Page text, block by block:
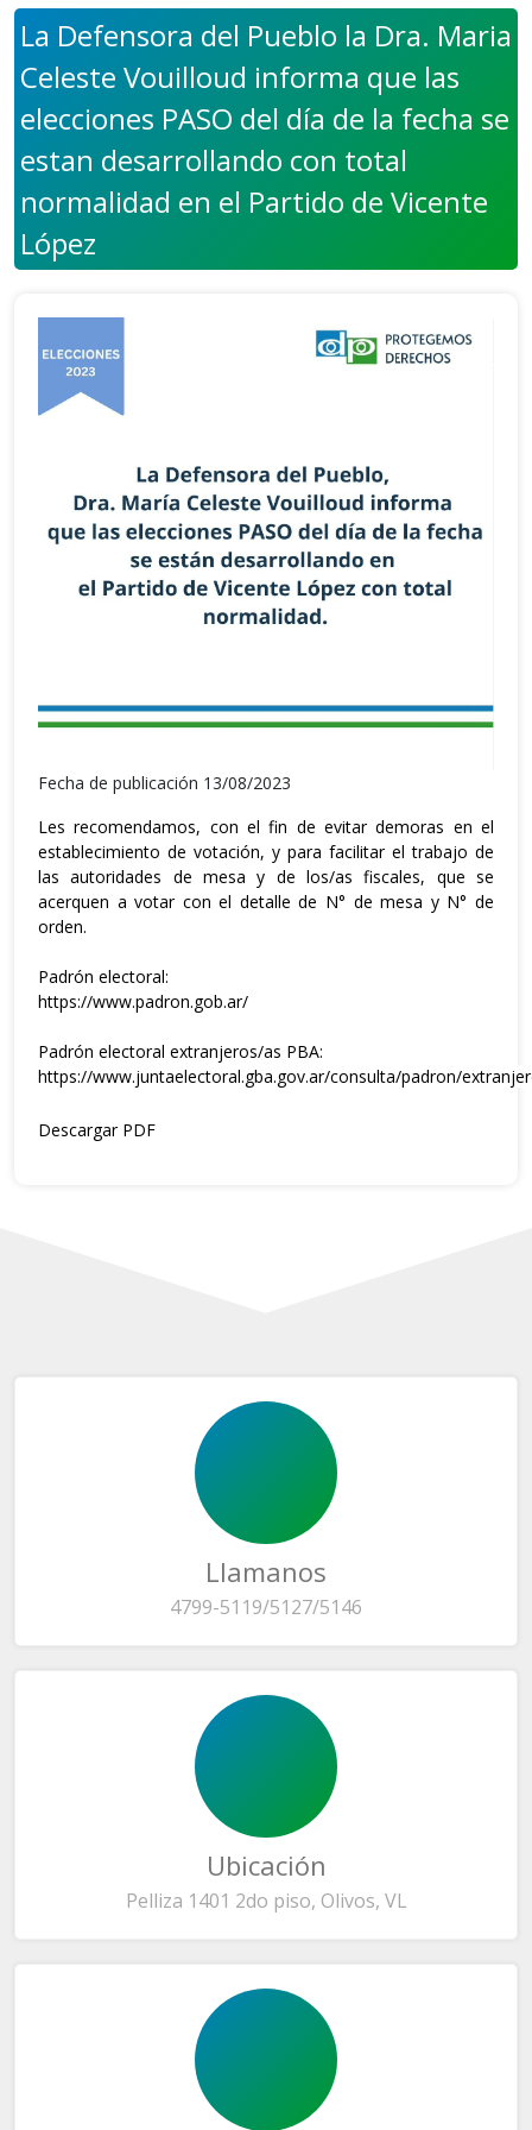
La Defensora del Pueblo la Dra. Maria
Celeste Vouilloud informa que las
elecciones PASO del día de la fecha se
estan desarrollando con total
normalidad en el Partido de Vicente
López
Fecha de publicación 13/08/2023
Les recomendamos, con el fin de evitar demoras en el
establecimiento de votación, y para facilitar el trabajo de
las autoridades de mesa y de los/as fiscales, que se
acerquen a votar con el detalle de N° de mesa y N° de
orden.
Padrón electoral:
https://www.padron.gob.ar/
Padrón electoral extranjeros/as PBA:
https://www.juntaelectoral.gba.gov.ar/consulta/padron/
Descargar PDF
Llamanos
4799-5119/5127/5146
Ubicación
Pelliza 1401 2do piso, Olivos, VL